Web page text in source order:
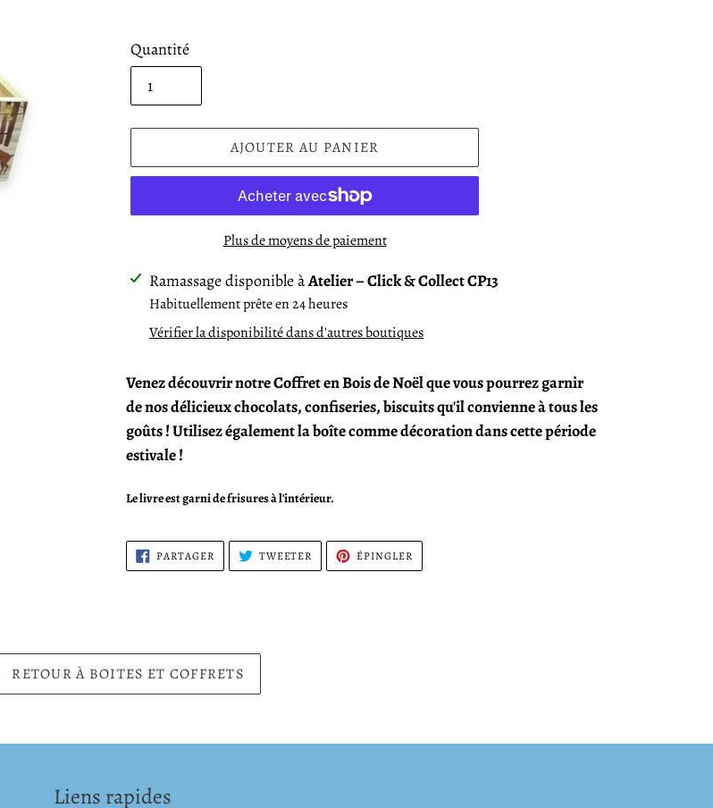
Quantité
AJOUTER AU PANIER
Plus de moyens de paiement
Ajout
d'un
produit
votre
panier
Ramassage disponible àAtelier – Click & Collect CP13
Habituellement prête en 24 heures
Vérifier la disponibilité dans d'autres boutiques
Venez découvrir notre Coffret en Bois de Noëlque vous pourrez garnir
de nos délicieux chocolats, confiseries, biscuits qu'il convienne à tous les
goûts !Utilisez également la boîte comme décoration dans cette période
estivale !
Le livre est garni de frisures à l'intérieur.
PARTAGER PARTAGER
SUR
FACEBOOK
TWEETER TWEETER
TWITTER
ÉPINGLER
PINTEREST
RETOUR À BOITES ET COFFRETS
Liens rapides